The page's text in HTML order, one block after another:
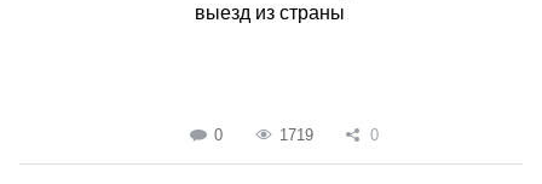
выезд из страны
0 1719 0